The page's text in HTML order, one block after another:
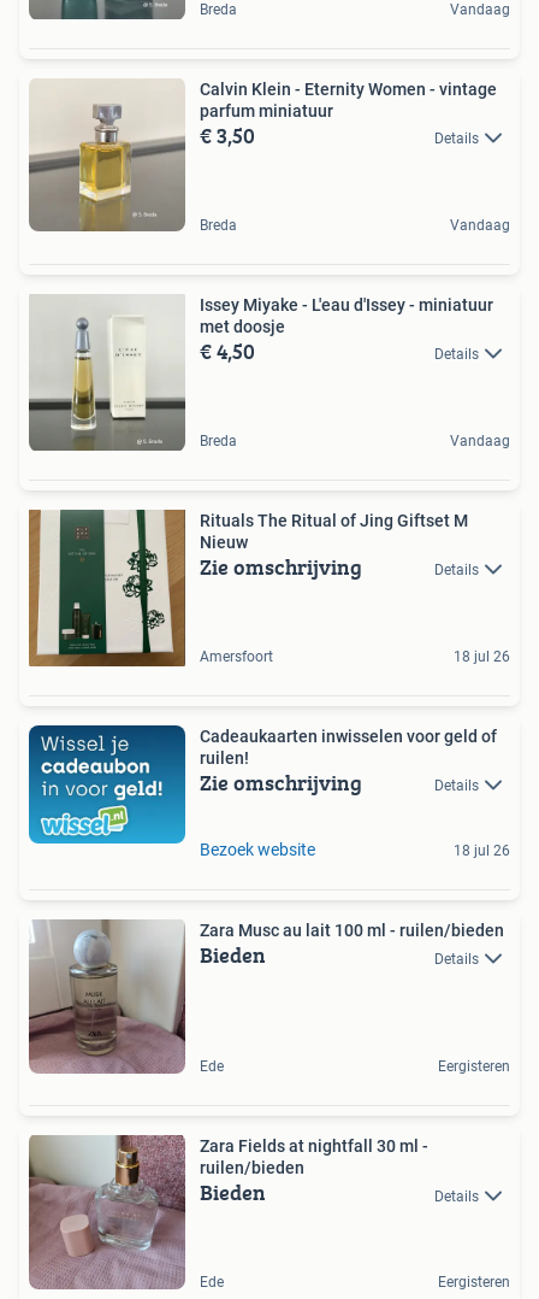
Breda Vandaag
Calvin Klein - Eternity Women - vintage
parfum miniatuur
€ 3,50 Details
Breda Vandaag
Issey Miyake - L'eau d'Issey - miniatuur
met doosje
€ 4,50 Details
Breda Vandaag
Rituals The Ritual of Jing Giftset M
Nieuw
Zie omschrijving Details
Amersfoort 18 jul 26
Cadeaukaarten inwisselen voor geld of
ruilen!
Zie omschrijving Details
Bezoek website 18 jul 26
Zara Musc au lait 100 ml - ruilen/bieden
Bieden Details
Ede Eergisteren
Zara Fields at nightfall 30 ml -
ruilen/bieden
Bieden Details
Ede Eergisteren